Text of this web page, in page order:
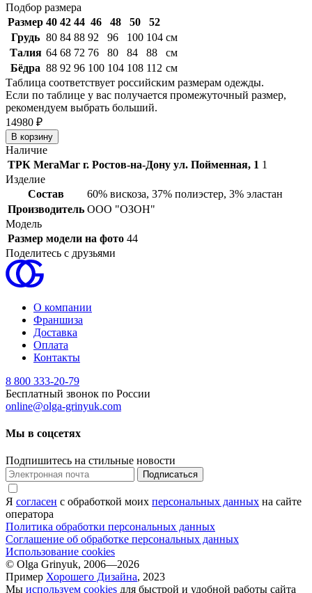
Подбор размера
Размер 40 42 44 46 48 50
52
Грудь 80 84 88 92 96 100 104 см
Талия 64 68 72 76 80 84 88
см
Бёдра 88 92 96 100 104 108 112 см
Таблица соответствует российским размерам одежды.
Если по таблице у вас получается промежуточный размер,
рекомендуем выбрать больший.
14980 ₽
Наличие
ТРК МегаМаг г. Ростов-на-Дону ул. Пойменная, 1 1
Изделие
Состав
60% вискоза, 37% полиэстер, 3% эластан
Производитель ООО "ОЗОН"
Модель
Размер модели на фото 44
Поделитесь с друзьями
О компании
Франшиза
Доставка
Оплата
Контакты
8 800 333-20-79
Бесплатный звонок по России
online@olga-grinyuk.com
Мы в соцсетях
Подпишитесь на стильные новости
Подписаться
Я согласен с обработкой моих персональных данных на сайте
оператора
Политика обработки персональных данных
Соглашение об обработке персональных данных
Использование cookies
© Olga Grinyuk, 2006—2026
Пример Хорошего Дизайна, 2023
Мы используем cookies для быстрой и удобной работы сайта